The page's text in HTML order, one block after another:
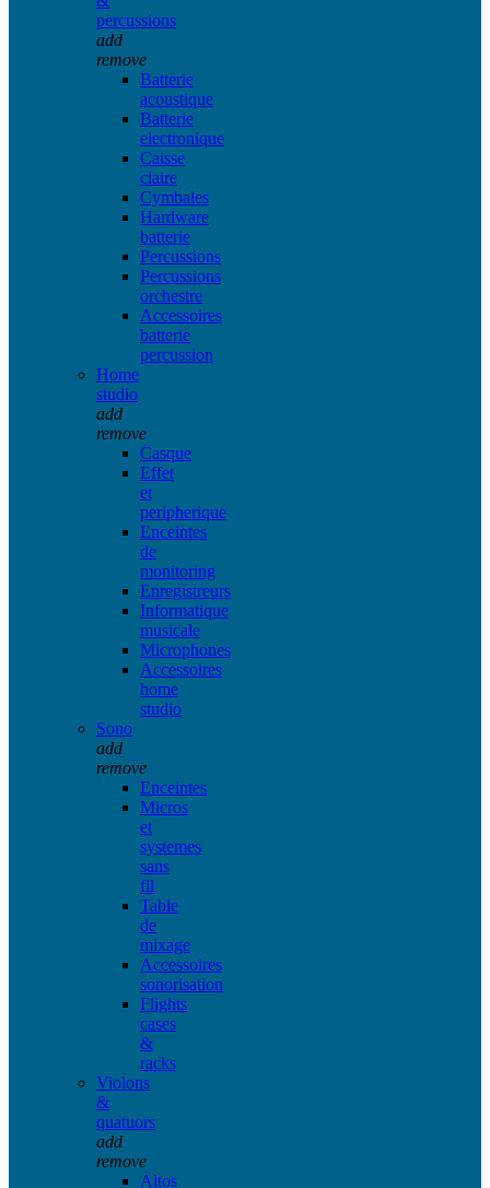
percussions
add
remove
Batterie
acoustique
Batterie
electronique
Caisse
claire
Cymbales
Hardware
batterie
Percussions
Percussions
orchestre
Accessoires
batterie
percussion
Home
studio
add
remove
Casque
Effet
et
peripherique
Enceintes
de
monitoring
Enregistreurs
Informatique
musicale
Microphones
Accessoires
home
studio
Sono
add
remove
Enceintes
Micros
et
systemes
sans
fil
Table
de
mixage
Accessoires
sonorisation
Flights
cases
&
racks
Violons
&
quatuors
add
remove
Altos